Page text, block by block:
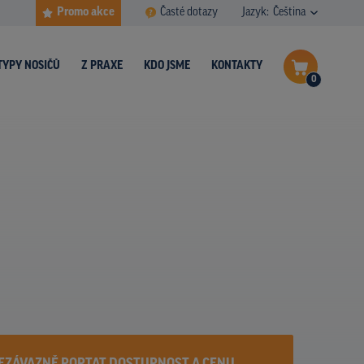
Promo akce Časté dotazy Jazyk: Čeština
0
NOSIČŮ Z PRAXE KDO JSME KONTAKTY